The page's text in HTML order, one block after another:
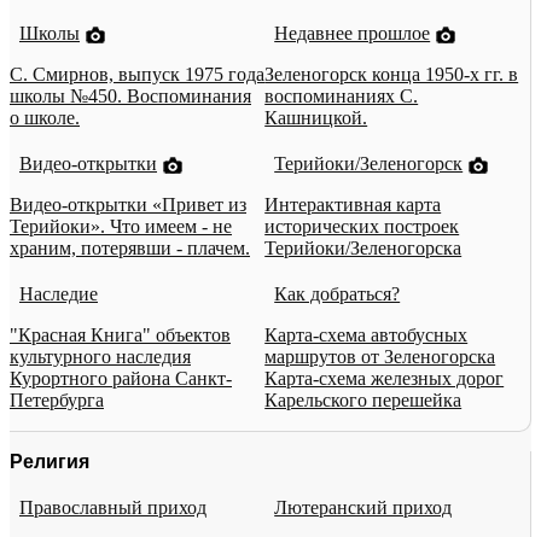
Школы
С. Смирнов, выпуск 1975 года
школы №450. Воспоминания
о школе.
Недавнее прошлое
Зеленогорск конца 1950-х гг. в
воспоминаниях С.
Кашницкой.
Видео-открытки
Видео-открытки «Привет из
Терийоки». Что имеем - не
храним, потерявши - плачем.
Терийоки/Зеленогорск
Интерактивная карта
исторических построек
Терийоки/Зеленогорска
Наследие
"Красная Книга" объектов
культурного наследия
Курортного района Санкт-
Петербурга
Как добраться?
Карта-схема автобусных
маршрутов от Зеленогорска
Карта-схема железных дорог
Карельского перешейка
Религия
Православный приход
Лютеранский приход